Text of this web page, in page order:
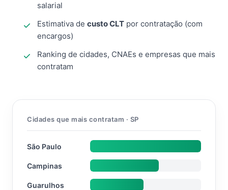
salarial
Estimativa de custo CLT por contratação (com
encargos)
Ranking de cidades, CNAEs e empresas que mais
contratam
Cidades que mais contratam · SP
São Paulo
Campinas
Guarulhos